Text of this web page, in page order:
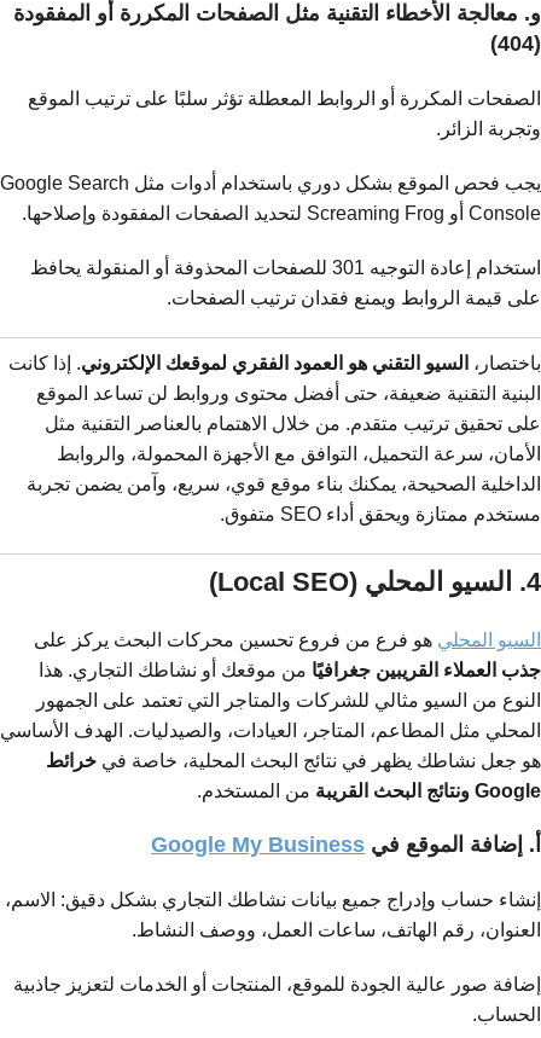
و. معالجة الأخطاء التقنية مثل الصفحات المكررة أو المفقودة
(404)
الصفحات المكررة أو الروابط المعطلة تؤثر سلبًا على ترتيب الموقع
وتجربة الزائر.
يجب فحص الموقع بشكل دوري باستخدام أدوات مثل Google Search
Console أو Screaming Frog لتحديد الصفحات المفقودة وإصلاحها.
استخدام إعادة التوجيه 301 للصفحات المحذوفة أو المنقولة يحافظ
على قيمة الروابط ويمنع فقدان ترتيب الصفحات.
باختصار، السيو التقني هو العمود الفقري لموقعك الإلكتروني. إذا كانت
البنية التقنية ضعيفة، حتى أفضل محتوى وروابط لن تساعد الموقع
على تحقيق ترتيب متقدم. من خلال الاهتمام بالعناصر التقنية مثل
الأمان، سرعة التحميل، التوافق مع الأجهزة المحمولة، والروابط
الداخلية الصحيحة، يمكنك بناء موقع قوي، سريع، وآمن يضمن تجربة
مستخدم ممتازة ويحقق أداء SEO متفوق.
4. السيو المحلي (Local SEO)
السيو المحلي هو فرع من فروع تحسين محركات البحث يركز على
جذب العملاء القريبين جغرافيًا من موقعك أو نشاطك التجاري. هذا
النوع من السيو مثالي للشركات والمتاجر التي تعتمد على الجمهور
المحلي مثل المطاعم، المتاجر، العيادات، والصيدليات. الهدف الأساسي
هو جعل نشاطك يظهر في نتائج البحث المحلية، خاصة في خرائط
Google ونتائج البحث القريبة
من المستخدم.
أ. إضافة الموقع في Google My Business
إنشاء حساب وإدراج جميع بيانات نشاطك التجاري بشكل دقيق: الاسم،
العنوان، رقم الهاتف، ساعات العمل، ووصف النشاط.
إضافة صور عالية الجودة للموقع، المنتجات أو الخدمات لتعزيز جاذبية
الحساب.